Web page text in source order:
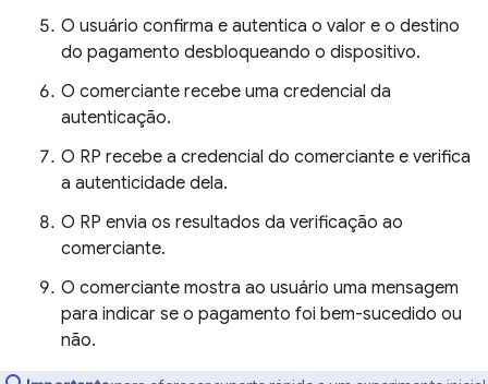
O usuário confirma e autentica o valor e o destino
do pagamento desbloqueando o dispositivo.
O comerciante recebe uma credencial da
autenticação.
O RP recebe a credencial do comerciante e verifica
a autenticidade dela.
O RP envia os resultados da verificação ao
comerciante.
O comerciante mostra ao usuário uma mensagem
para indicar se o pagamento foi bem-sucedido ou
não.